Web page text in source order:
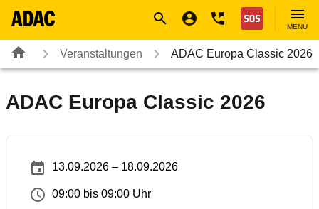
Nothilfe
MENÜ
Veranstaltungen ADAC Europa Classic 2026
ADAC Europa Classic 2026
13.09.2026 – 18.09.2026
09:00 bis 09:00 Uhr